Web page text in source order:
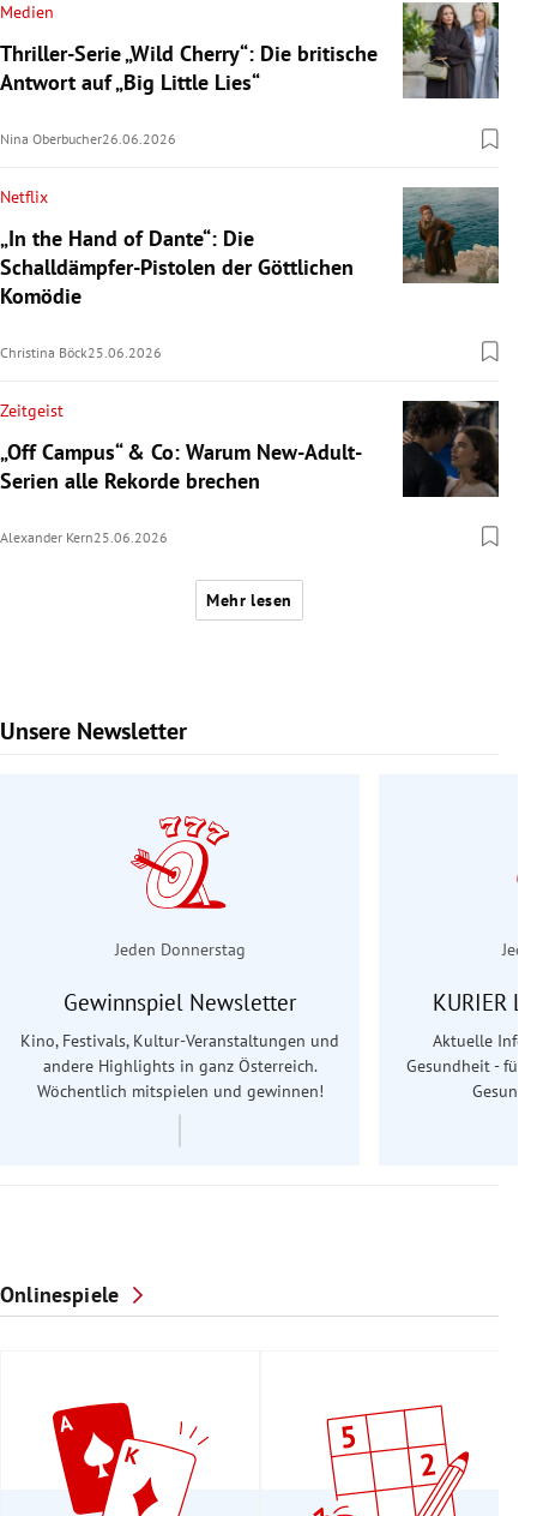
Medien
Thriller-Serie „Wild Cherry“: Die britische
Antwort auf „Big Little Lies“
Nina Oberbucher26.06.2026
Netflix
„In the Hand of Dante“: Die
Schalldämpfer-Pistolen der Göttlichen
Komödie
Christina Böck25.06.2026
Zeitgeist
„Off Campus“ & Co: Warum New-Adult-
Serien alle Rekorde brechen
Alexander Kern25.06.2026
Mehr lesen
Unsere Newsletter
Slide 1 von 6
Jeden Donnerstag
Gewinnspiel Newsletter
Kino, Festivals, Kultur-Veranstaltungen und
andere Highlights in ganz Österreich.
Wöchentlich mitspielen und gewinnen!
KURIER
Aktuelle
Gesundheit - für
Onlinespiele